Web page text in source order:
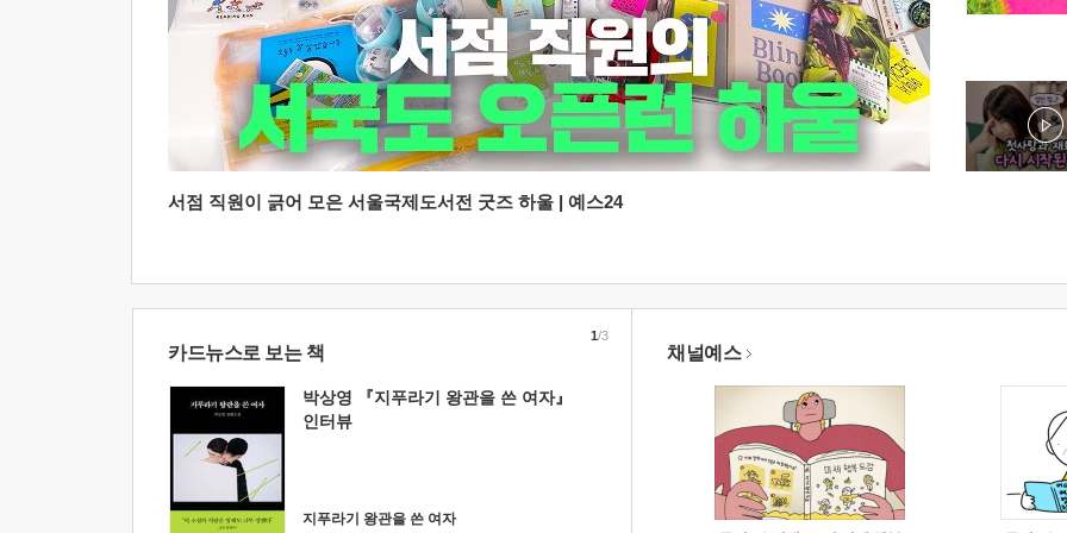
서점 직원이 긁어 모은 서울국제도서전 굿즈 하울 | 예스24
카드뉴스로 보는 책
박상영 『지푸라기 왕관을 쓴 여자』
인터뷰
지푸라기 왕관을 쓴 여자
1/3
채널예스